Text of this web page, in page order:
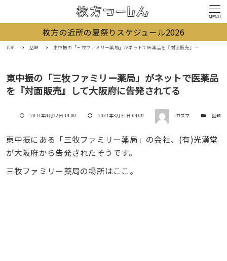
MENU
枚方の近所の夏祭りスケジュール2026
TOP 話題 東中振の「三牧ファミリー薬局」がネットで医薬品を『対面販売』して大阪府に告発されてる
東中振の「三牧ファミリー薬局」がネットで医薬品
を『対面販売』して大阪府に告発されてる
投稿日
2011年4月22日 14:00 更新日
2021年3月31日 04:00 著者 カズマ カテゴリー
話題
東中振にある「三牧ファミリー薬局」の会社、(有)光漢堂
が大阪府から告発されたそうです。
三牧ファミリー薬局の場所はここ。